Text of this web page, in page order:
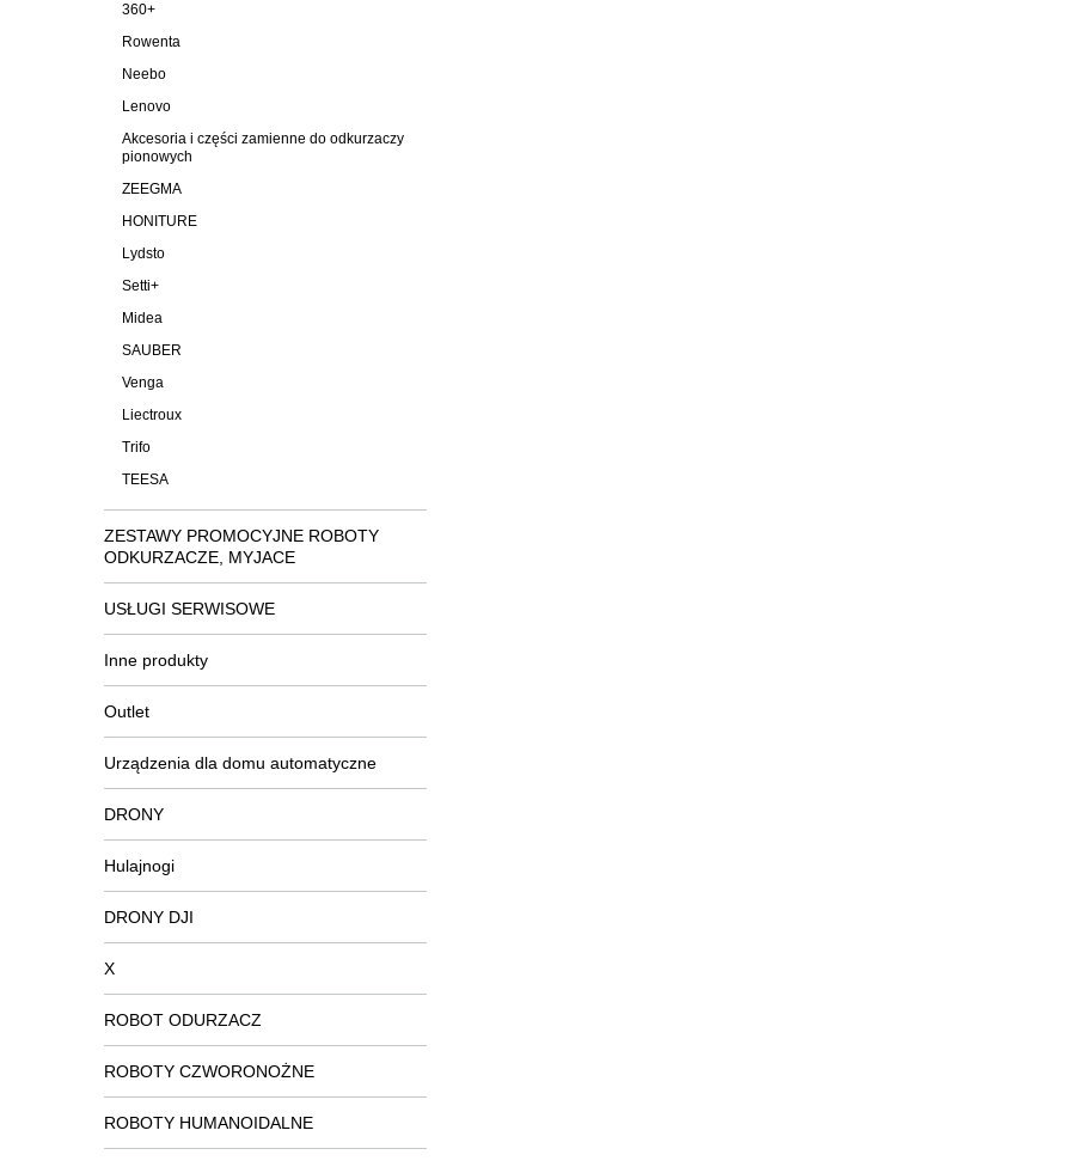
360+
Rowenta
Neebo
Lenovo
Akcesoria i części zamienne do odkurzaczy
pionowych
ZEEGMA
HONITURE
Lydsto
Setti+
Midea
SAUBER
Venga
Liectroux
Trifo
TEESA
ZESTAWY PROMOCYJNE ROBOTY
ODKURZACZE, MYJACE
USŁUGI SERWISOWE
Inne produkty
Outlet
Urządzenia dla domu automatyczne
DRONY
Hulajnogi
DRONY DJI
X
ROBOT ODURZACZ
ROBOTY CZWORONOŻNE
ROBOTY HUMANOIDALNE